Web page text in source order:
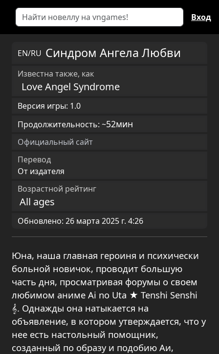
Вход
EN/RU Синдром Ангела Любви
Известна также, как
Love Angel Syndrome
Версия игры: 1.0
Продолжительность: ~52мин
Официальный сайт
Перевод
От издателя
Возрастной рейтинг
All ages
Обновлено: 26 марта 2025 г. 4:26
Юна, наша главная героиня и психически
больной новичок, проводит большую
часть дня, просматривая форумы о своем
любимом аниме Ai no Uta ★ Tenshi Senshi
𝄞. Однажды она натыкается на
объявление, в котором утверждается, что у
нее есть настольный помощник,
созданный по образу и подобию Аи,